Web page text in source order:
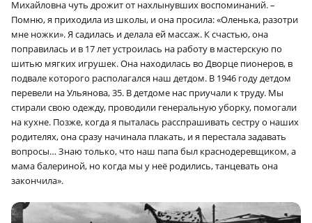
Михайловна чуть дрожит от нахлынувших воспоминаний. –
Помню, я приходила из школы, и она просила: «Оленька, разотри
мне ножки». Я садилась и делала ей массаж. К счастью, она
поправилась и в 17 лет устроилась на работу в мастерскую по
шитью мягких игрушек. Она находилась во Дворце пионеров, в
подвале которого располагался наш детдом. В 1946 году детдом
перевели на Ульянова, 35. В детдоме нас приучали к труду. Мы
стирали свою одежду, проводили генеральную уборку, помогали
на кухне. Позже, когда я пыталась расспрашивать сестру о наших
родителях, она сразу начинала плакать, и я перестала задавать
вопросы… Знаю только, что наш папа был краснодеревщиком, а
мама балериной, но когда мы у неё родились, танцевать она
закончила».